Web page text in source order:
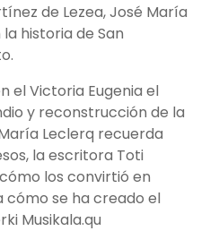
de Lezea, José María
historia de San
el Victoria Eugenia el
y reconstrucción de la
Leclerq recuerda
la escritora Toti
los convirtió en
cómo se ha creado el
Musikala.qu